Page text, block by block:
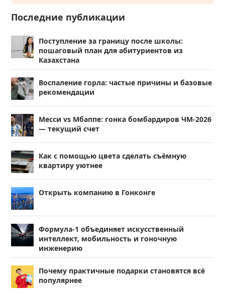
Последние публикации
Поступление за границу после школы:
пошаговый план для абитуриентов из
Казахстана
Воспаление горла: частые причины и базовые
рекомендации
Месси vs Мбаппе: гонка бомбардиров ЧМ-2026
— текущий счет
Как с помощью цвета сделать съёмную
квартиру уютнее
Открыть компанию в Гонконге
Формула-1 объединяет искусственный
интеллект, мобильность и гоночную
инженерию
Почему практичные подарки становятся всё
популярнее